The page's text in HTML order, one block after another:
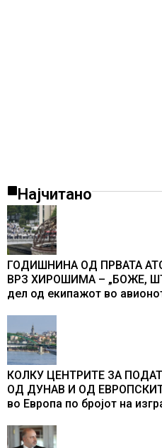
Најчитано
ГОДИШНИНА ОД ПРВАТА
ВРЗ ХИРОШИМА – „БОЖЕ,
дел од екипажот во
промени текот на историјата
КОЛКУ ЦЕНТРИТЕ ЗА
ОД ДУНАВ И ОД
во Европа по бројот на